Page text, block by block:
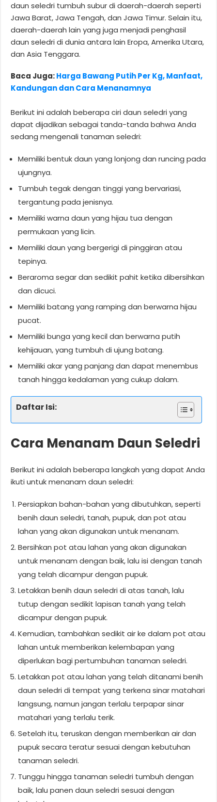
daun seledri tumbuh subur di daerah-daerah seperti
Jawa Barat, Jawa Tengah, dan Jawa Timur. Selain itu,
daerah-daerah lain yang juga menjadi penghasil
daun seledri di dunia antara lain Eropa, Amerika Utara,
dan Asia Tenggara.
Baca Juga:Harga Bawang Putih Per Kg, Manfaat,
Kandungan dan Cara Menanamnya
Berikut ini adalah beberapa ciri daun seledri yang
dapat dijadikan sebagai tanda-tanda bahwa Anda
sedang mengenali tanaman seledri:
Memiliki bentuk daun yang lonjong dan runcing pada
ujungnya.
Tumbuh tegak dengan tinggi yang bervariasi,
tergantung pada jenisnya.
Memiliki warna daun yang hijau tua dengan
permukaan yang licin.
Memiliki daun yang bergerigi di pinggiran atau
tepinya.
Beraroma segar dan sedikit pahit ketika dibersihkan
dan dicuci.
Memiliki batang yang ramping dan berwarna hijau
pucat.
Memiliki bunga yang kecil dan berwarna putih
kehijauan, yang tumbuh di ujung batang.
Memiliki akar yang panjang dan dapat menembus
tanah hingga kedalaman yang cukup dalam.
Daftar Isi:
Cara Menanam Daun Seledri
Berikut ini adalah beberapa langkah yang dapat Anda
ikuti untuk menanam daun seledri:
Persiapkan bahan-bahan yang dibutuhkan, seperti
benih daun seledri, tanah, pupuk, dan pot atau
lahan yang akan digunakan untuk menanam.
Bersihkan pot atau lahan yang akan digunakan
untuk menanam dengan baik, lalu isi dengan tanah
yang telah dicampur dengan pupuk.
Letakkan benih daun seledri di atas tanah, lalu
tutup dengan sedikit lapisan tanah yang telah
dicampur dengan pupuk.
Kemudian, tambahkan sedikit air ke dalam pot atau
lahan untuk memberikan kelembapan yang
diperlukan bagi pertumbuhan tanaman seledri.
Letakkan pot atau lahan yang telah ditanami benih
daun seledri di tempat yang terkena sinar matahari
langsung, namun jangan terlalu terpapar sinar
matahari yang terlalu terik.
Setelah itu, teruskan dengan memberikan air dan
pupuk secara teratur sesuai dengan kebutuhan
tanaman seledri.
Tunggu hingga tanaman seledri tumbuh dengan
baik, lalu panen daun seledri sesuai dengan